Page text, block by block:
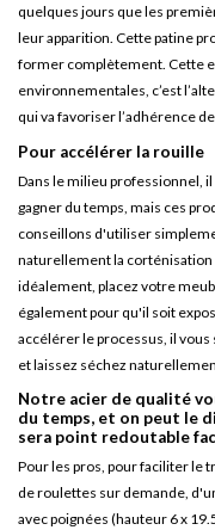
quelques jours que les
leur apparition. Cette patine
former complètement. Cette
environnementales, c’est
qui va favoriser l’adhérence
Pour accélérer la rouille
Dans le milieu professionnel,
gagner du temps, mais ces
conseillons d'utiliser
naturellement la corténisation
idéalement, placez votre
également pour qu'il soit
accélérer le processus, il vous
et laissez séchez
Notre acier de qualité
du temps, et on peut le
sera point redoutable
Pour les pros, pour faciliter le
de roulettes sur demande,
avec poignées (hauteur 6 x